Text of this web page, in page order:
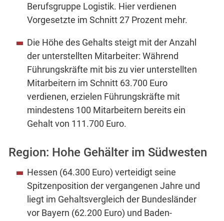
Berufsgruppe Logistik. Hier verdienen
Vorgesetzte im Schnitt 27 Prozent mehr.
Die Höhe des Gehalts steigt mit der Anzahl
der unterstellten Mitarbeiter: Während
Führungskräfte mit bis zu vier unterstellten
Mitarbeitern im Schnitt 63.700 Euro
verdienen, erzielen Führungskräfte mit
mindestens 100 Mitarbeitern bereits ein
Gehalt von 111.700 Euro.
Region: Hohe Gehälter im Südwesten
Hessen (64.300 Euro) verteidigt seine
Spitzenposition der vergangenen Jahre und
liegt im Gehaltsvergleich der Bundesländer
vor Bayern (62.200 Euro) und Baden-